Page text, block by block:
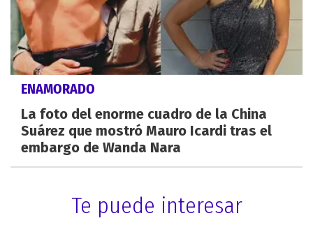
ENAMORADO
La foto del enorme cuadro de la China
Suárez que mostró Mauro Icardi tras el
embargo de Wanda Nara
Te puede interesar